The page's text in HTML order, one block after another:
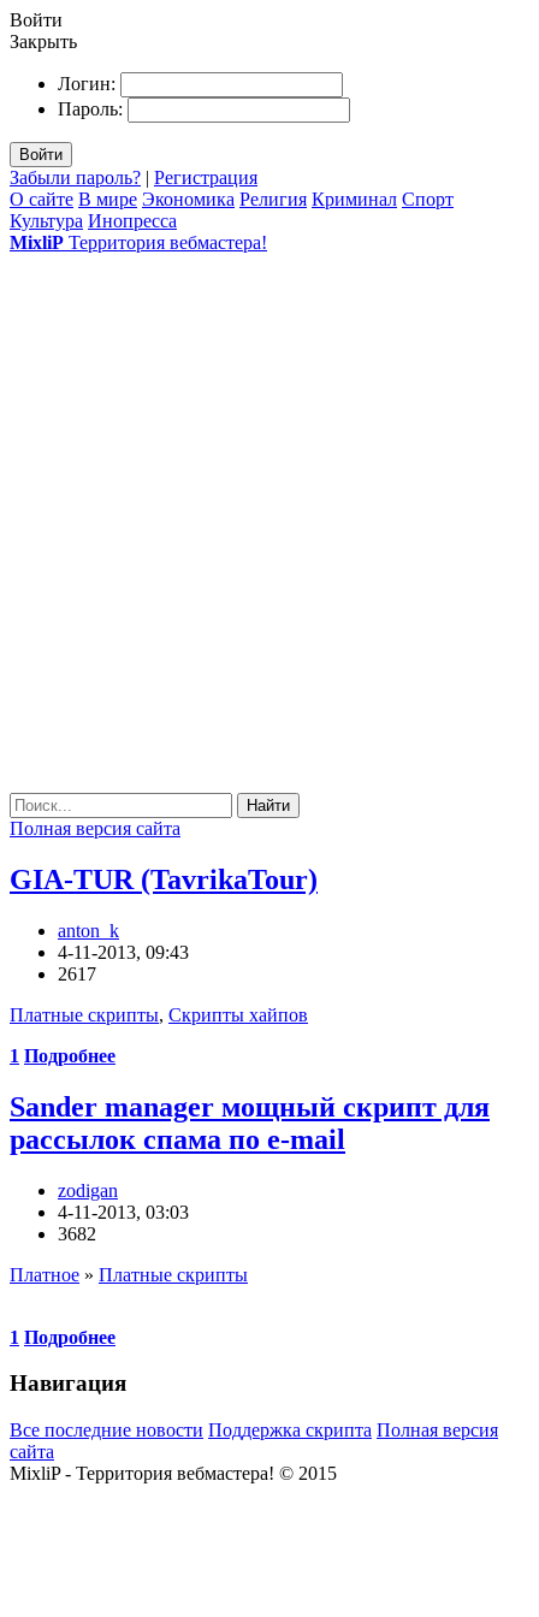
Войти
Закрыть
Логин:
Пароль:
Войти
Забыли пароль? | Регистрация
О сайте В мире Экономика Религия Криминал Спорт
Культура Инопресса
MixliP Территория вебмастера!
Найти
Полная версия сайта
GIA-TUR (TavrikaTour)
anton_k
4-11-2013, 09:43
2617
Платные скрипты, Скрипты хайпов
1 Подробнее
Sander manager мощный скрипт для
рассылок спама по e-mail
zodigan
4-11-2013, 03:03
3682
Платное » Платные скрипты
1 Подробнее
Навигация
Все последние новости Поддержка скрипта Полная версия
сайта
MixliP - Территория вебмастера! © 2015